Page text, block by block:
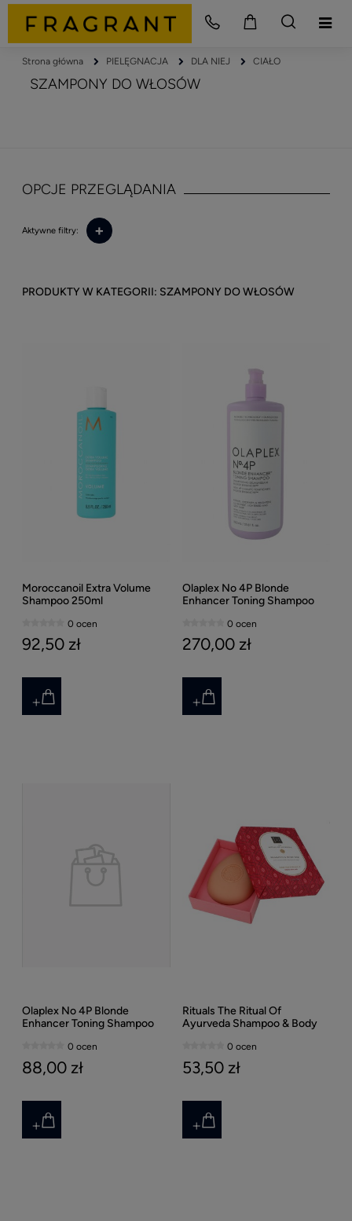
Strona główna PIELĘGNACJA DLA NIEJ CIAŁO
SZAMPONY DO WŁOSÓW
OPCJE PRZEGLĄDANIA
Aktywne filtry: +
SZAMPONY DO WŁOSÓW
Moroccanoil Extra Volume
Shampoo 250ml
0 ocen
92,50 zł
Olaplex No 4P Blonde
Enhancer Toning Shampoo
0 ocen
270,00 zł
Olaplex No 4P Blonde
Enhancer Toning Shampoo
0 ocen
88,00 zł
Rituals The Ritual Of
Ayurveda Shampoo & Body
0 ocen
53,50 zł